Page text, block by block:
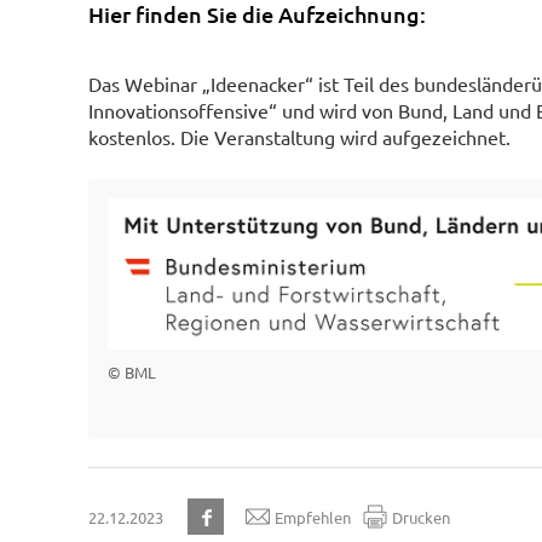
Hier finden Sie die Aufzeichnung:
Das Webinar „Ideenacker“ ist Teil des
Innovationsoffensive“ und wird von Bund, Land
kostenlos. Die Veranstaltung wird aufgezeichnet.
© BML
22.12.2023 Empfehlen Drucken